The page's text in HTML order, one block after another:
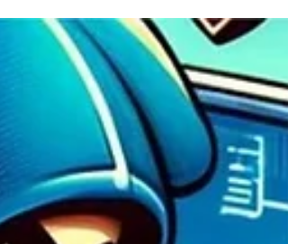
God Jul & Gott Nytt År 2024
Önskar Swesharp!